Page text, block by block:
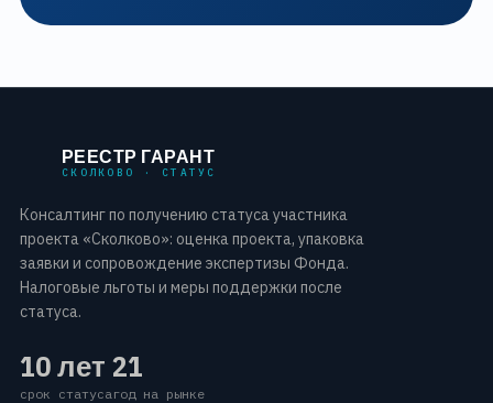
РЕЕСТР ГАРАНТ
СКОЛКОВО · СТАТУС
Консалтинг по получению статуса участника
проекта «Сколково»: оценка проекта, упаковка
заявки и сопровождение экспертизы Фонда.
Налоговые льготы и меры поддержки после
статуса.
10 лет
срок статуса
21
год на рынке